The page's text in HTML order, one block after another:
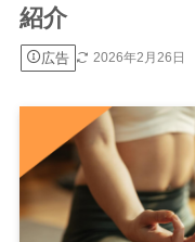
紹介
広告 2026年2月26日